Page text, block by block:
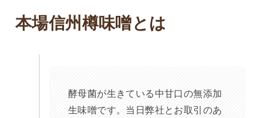
本場信州樽味噌とは
酵母菌が生きている中甘口の無添加
生味噌です。当日弊社とお取引のあ